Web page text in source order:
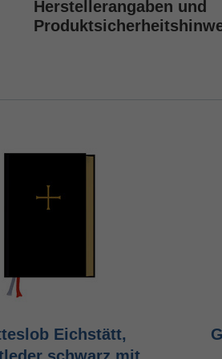
Herstellerangaben und
Eichstätt,